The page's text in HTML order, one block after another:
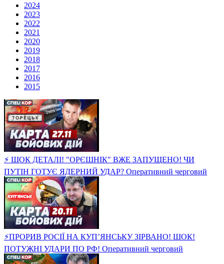
2024
2023
2022
2021
2020
2019
2018
2017
2016
2015
⚡ ШОК ДЕТАЛІ! "ОРЄШНІК" ВЖЕ ЗАПУЩЕНО! ЧИ
ПУТІН ГОТУЄ ЯДЕРНИЙ УДАР? Оперативний черговий
⚡ПРОРИВ РОСІЇ НА КУП’ЯНСЬКУ ЗІРВАНО! ШОК!
ПОТУЖНІ УДАРИ ПО РФ! Оперативний черговий